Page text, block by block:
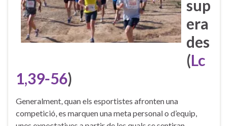
sup
era
des
(Lc
1,39-56)
Generalment, quan els esportistes afronten una
competició, es marquen una meta personal o d’equip,